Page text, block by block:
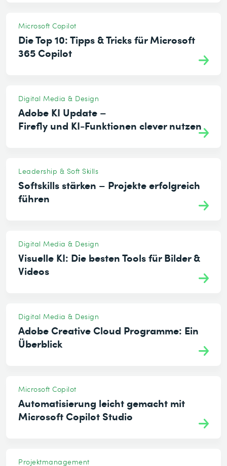
Microsoft Copilot
Die Top 10: Tipps & Tricks für Microsoft
365 Copilot
Digital Media & Design
Adobe KI Update –
Firefly und KI-Funktionen clever nutzen
Leadership & Soft Skills
Softskills stärken – Projekte erfolgreich
führen
Digital Media & Design
Visuelle KI: Die besten Tools für Bilder &
Videos
Digital Media & Design
Adobe Creative Cloud Programme: Ein
Überblick
Microsoft Copilot
Automatisierung leicht gemacht mit
Microsoft Copilot Studio
Projektmanagement